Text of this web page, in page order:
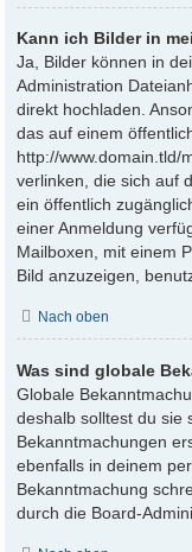
Kann ich Bilder in
Ja, Bilder können in
Administration
direkt hochladen.
das auf einem
http://www.domain.tld/
verlinken, die sich auf
ein öffentlich
einer Anmeldung
Mailboxen, mit einem
Bild anzuzeigen,
Nach oben
Was sind globale
Globale
deshalb solltest du sie
Bekanntmachungen
ebenfalls in deinem
Bekanntmachung
durch die Board-